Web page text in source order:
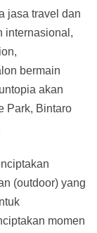
jasa travel dan
internasional,
bermain
akan
Park, Bintaro
(outdoor) yang
momen